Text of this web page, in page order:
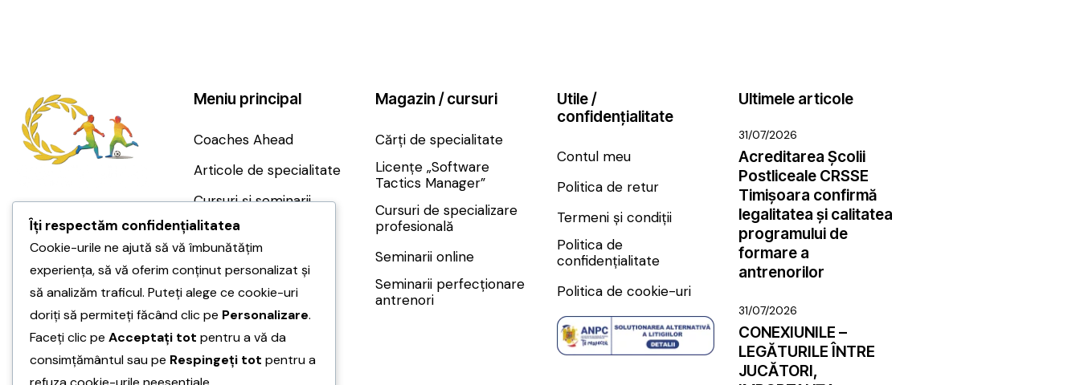
0724 022 858
+4 0724 022 858
contact@coaches-
ahead.ro
Meniu principal
Coaches Ahead
Articole de specialitate
Cursuri și seminarii
Magazin
Despre noi
Servicii
Contact
Magazin / cursuri
Cărți de specialitate
Licențe „Software
Tactics Manager”
Cursuri de specializare
profesională
Seminarii online
Seminarii perfecționare
antrenori
Utile /
confidențialitate
Contul meu
Politica de retur
Termeni și condiții
Politica de
confidențialitate
Politica de cookie-uri
Ultimele articole
31/07/2026
Acreditarea Școlii
Postliceale CRSSE
Timișoara confirmă
legalitatea și calitatea
programului de
formare a
antrenorilor
31/07/2026
CONEXIUNILE –
LEGĂTURILE ÎNTRE
JUCĂTORI,
Îți respectăm confidențialitatea
Cookie-urile ne ajută să vă îmbunătățim
experiența, să vă oferim conținut personalizat și
să analizăm traficul. Puteți alege ce cookie-uri
doriți să permiteți făcând clic pe Personalizare.
Faceți clic pe Acceptați tot pentru a vă da
consimțământul sau pe Respingeți tot pentru a